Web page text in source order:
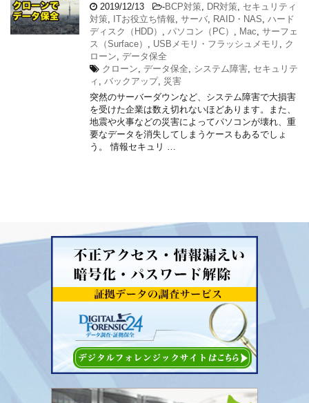
2019/12/13 -BCP対策 DR対策 セキュリティ
対策 ITお役立ち情報 サーバ RAID・NAS ハード
ディスク（HDD）
パソコン（PC） Mac サーフェ
ス（Surface）
USBメモリ・フラッシュメモリ
ク
ローン データ保全
クローン データ保全 システム障害 セキュリテ
ィ
バックアップ, 災害
突然のサーバーダウンなど、システム障害で大損害
を受けた企業は数え切れないほどあります。また、
地震や火事などの災害によってパソコンが壊れ、重
要なデータを消失してしまうケースもあるでしょ
う。 情報セキュリ …